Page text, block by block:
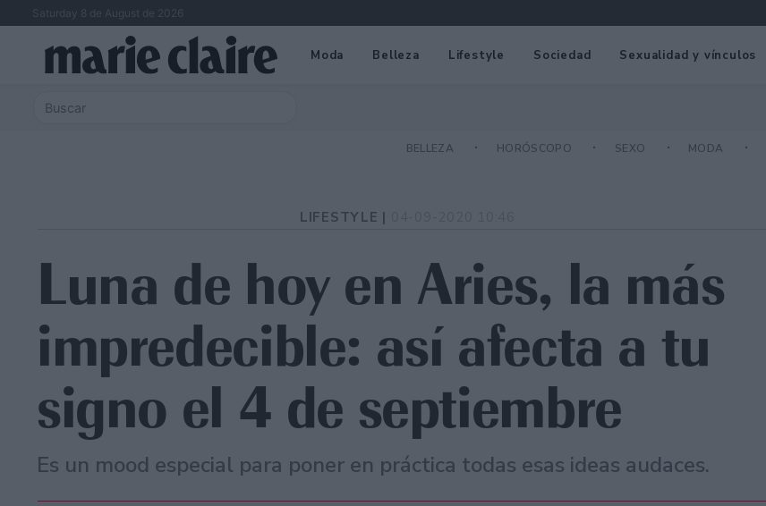
Saturday 8 de August de 2026
Moda Belleza Lifestyle Sociedad Sexualidad y vínculos
BELLEZA HORÓSCOPO SEXO MODA
LIFESTYLE |
Luna de hoy en Aries, la más
impredecible: así afecta a tu
signo el 4 de septiembre
Es un mood especial para poner en práctica todas esas ideas audaces.